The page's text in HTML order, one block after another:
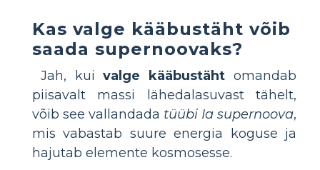
Kas valge kääbustäht võib
saada supernoovaks?
Jah, kuivalge kääbustäht omandab
piisavalt massi lähedalasuvast tähelt,
võib see vallandada tüübi Ia supernoova,
mis vabastab suure energia koguse ja
hajutab elemente kosmosesse.